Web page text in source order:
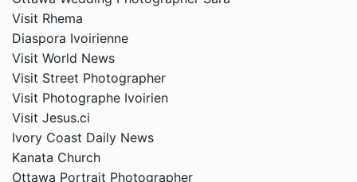
Visit Rhema
Diaspora Ivoirienne
Visit World News
Visit Street Photographer
Visit Photographe Ivoirien
Visit Jesus.ci
Ivory Coast Daily News
Kanata Church
Ottawa Portrait Photographer